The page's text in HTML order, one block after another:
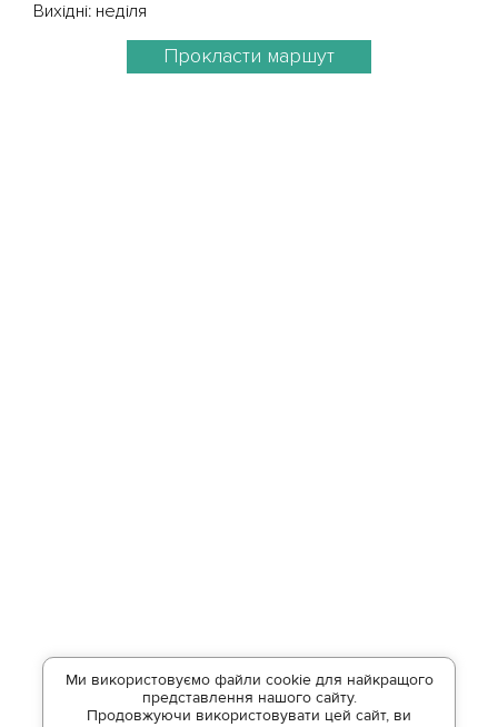
Ми використовуємо файли cookie для найкращого
представлення нашого сайту.
Продовжуючи використовувати цей сайт, ви
Вихідні: неділя
Прокласти маршут